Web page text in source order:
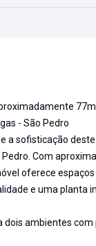
- São Pedro
a sofisticação
Com
oferece espaços
e uma planta
dois ambientes com